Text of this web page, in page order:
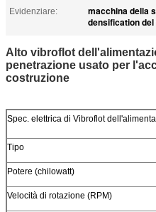
Evidenziare: macchina della
densification
Alto vibroflot
penetrazione usato per
costruzione
Spec. elettrica di Vibroflot
Tipo
Potere (chilowatt)
Velocità di rotazione (RPM)